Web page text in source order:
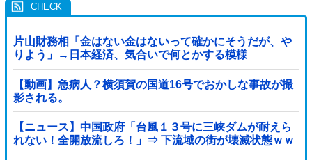
片山財務相「金はない金はないって確かにそうだが、や
りよう」→日本経済、気合いで何とかする模様
【動画】急病人？横須賀の国道16号でおかしな事故が撮
影される。
【ニュース】中国政府「台風１３号に三峡ダムが耐えら
れない！全開放流しろ！」⇒ 下流域の街が壊滅状態ｗｗ
ｗｗｗ